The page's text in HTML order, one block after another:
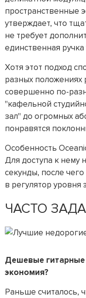
пространственные
утверждает, что
не требует
единственная
Хотя этот подход
разных положениях
совершенно по-
"кафельной
зал" до огромных
понравятся
Особенность
Для доступа к нему
секунды, после
в регулятор уровня
ЧАСТО
Дешевые
экономия?
Раньше считалось,